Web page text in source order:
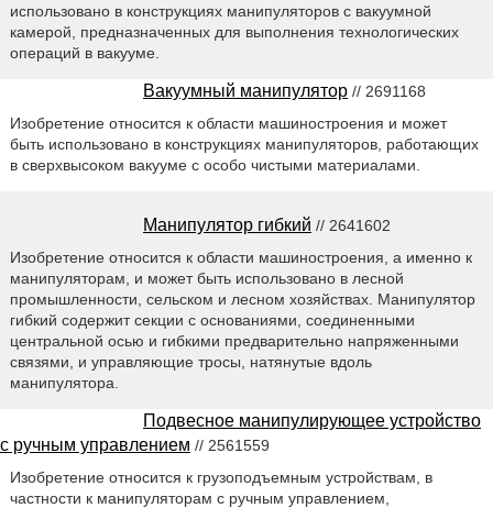
использовано в конструкциях манипуляторов с вакуумной
камерой, предназначенных для выполнения технологических
операций в вакууме.
Вакуумный манипулятор // 2691168
Изобретение относится к области машиностроения и может
быть использовано в конструкциях манипуляторов, работающих
в сверхвысоком вакууме с особо чистыми материалами.
Манипулятор гибкий // 2641602
Изобретение относится к области машиностроения, а именно к
манипуляторам, и может быть использовано в лесной
промышленности, сельском и лесном хозяйствах. Манипулятор
гибкий содержит секции с основаниями, соединенными
центральной осью и гибкими предварительно напряженными
связями, и управляющие тросы, натянутые вдоль
манипулятора.
Подвесное манипулирующее устройство
с ручным управлением // 2561559
Изобретение относится к грузоподъемным устройствам, в
частности к манипуляторам с ручным управлением,